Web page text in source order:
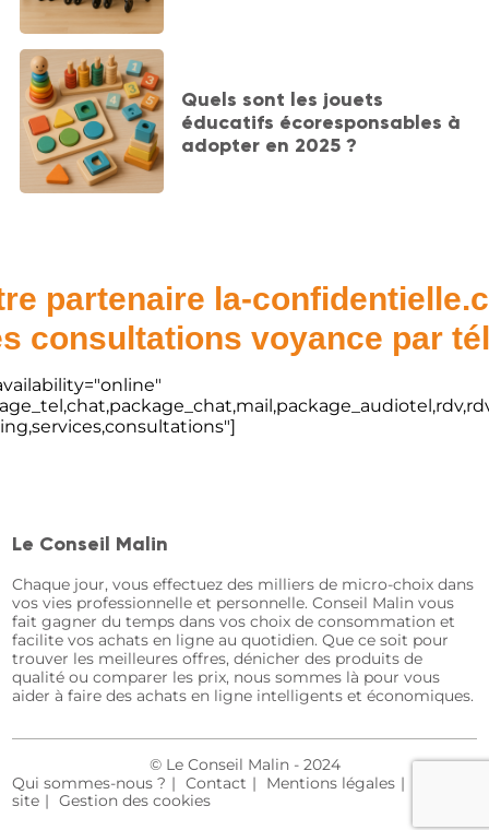
Quels sont les jouets
éducatifs écoresponsables à
adopter en 2025 ?
partenaire la-
consultations voyance par
Le Conseil Malin
Chaque jour, vous effectuez des milliers de micro-choix dans
vos vies professionnelle et personnelle. Conseil Malin vous
fait gagner du temps dans vos choix de consommation et
facilite vos achats en ligne au quotidien. Que ce soit pour
trouver les meilleures offres, dénicher des produits de
qualité ou comparer les prix, nous sommes là pour vous
aider à faire des achats en ligne intelligents et économiques.
© Le Conseil Malin - 2024
Qui sommes-nous ?
Contact Mentions légales
site
Gestion des cookies